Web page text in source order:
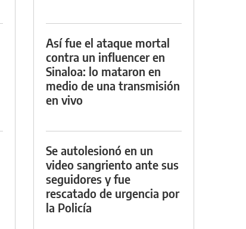
Así fue el ataque mortal
contra un influencer en
Sinaloa: lo mataron en
medio de una transmisión
en vivo
Se autolesionó en un
video sangriento ante sus
seguidores y fue
rescatado de urgencia por
la Policía